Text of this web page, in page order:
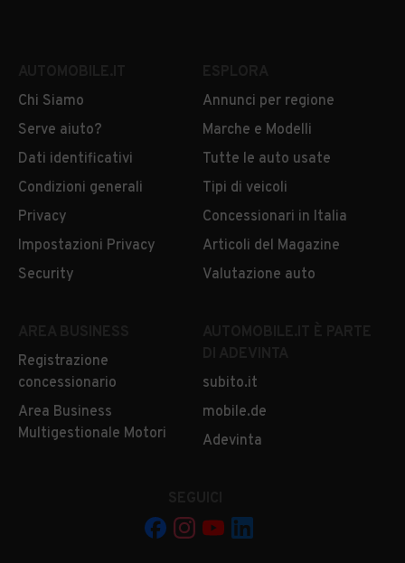
Chi Siamo
Serve aiuto?
Dati identificativi
Condizioni generali
Privacy
Impostazioni Privacy
Security
Annunci per regione
Marche e Modelli
Tutte le auto usate
Tipi di veicoli
Concessionari in Italia
Articoli del Magazine
Valutazione auto
Registrazione
concessionario
Area Business
Multigestionale Motori
subito.it
mobile.de
Adevinta